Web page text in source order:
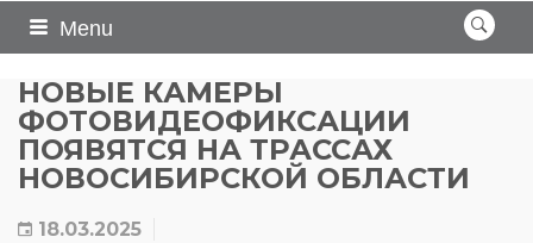
Menu
НОВЫЕ КАМЕРЫ
ФОТОВИДЕОФИКСАЦИИ
ПОЯВЯТСЯ НА ТРАССАХ
НОВОСИБИРСКОЙ ОБЛАСТИ
18.03.2025